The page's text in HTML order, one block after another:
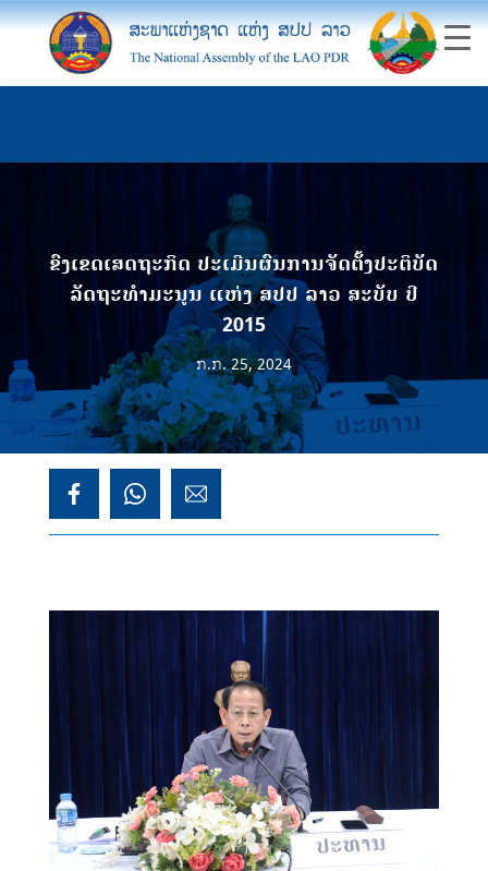
ຂົງເຂດເສດຖະກິດ ປະເມີນຜົນການຈັດຕັ້ງປະຕິບັດ
ລັດຖະທຳມະນູນ ແຫ່ງ ສປປ ລາວ ສະບັບ ປີ
2015
ກ.ກ. 25, 2024